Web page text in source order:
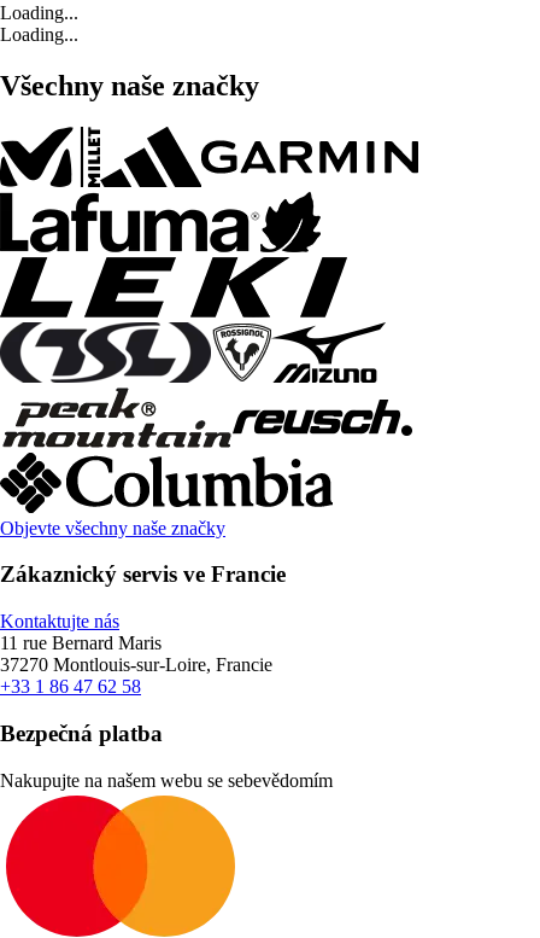
Loading...
Loading...
Všechny naše značky
Objevte všechny naše značky
Zákaznický servis ve Francie
Kontaktujte nás
11 rue Bernard Maris
37270 Montlouis-sur-Loire, Francie
+33 1 86 47 62 58
Bezpečná platba
Nakupujte na našem webu se sebevědomím